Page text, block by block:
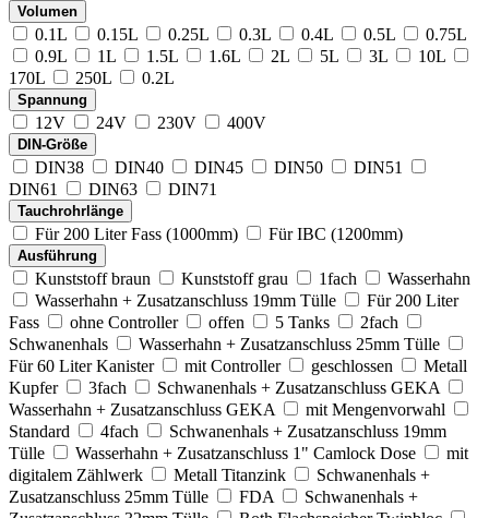
Volumen
0.1L 0.15L 0.25L 0.3L 0.4L 0.5L
0.75L
0.9L
1L 1.5L 1.6L 2L 5L 3L
10L
170L
250L 0.2L
Spannung
12V 24V 230V 400V
DIN-Größe
DIN38 DIN40 DIN45 DIN50
DIN51
DIN61
DIN63 DIN71
Tauchrohrlänge
Für 200 Liter Fass (1000mm) Für IBC (1200mm)
Ausführung
Kunststoff braun Kunststoff grau 1fach
Wasserhahn
Wasserhahn + Zusatzanschluss 19mm Tülle
Für 200 Liter
Fass
ohne Controller offen 5 Tanks
2fach
Schwanenhals
Wasserhahn + Zusatzanschluss 25mm Tülle
Für 60 Liter Kanister
mit Controller geschlossen
Metall
Kupfer
3fach
Schwanenhals + Zusatzanschluss GEKA
Wasserhahn + Zusatzanschluss GEKA
mit Mengenvorwahl
Standard
4fach
Schwanenhals + Zusatzanschluss 19mm
Tülle
Wasserhahn + Zusatzanschluss 1" Camlock Dose
mit
digitalem Zählwerk
Metall Titanzink
Schwanenhals +
Zusatzanschluss 25mm Tülle
FDA
Schwanenhals +